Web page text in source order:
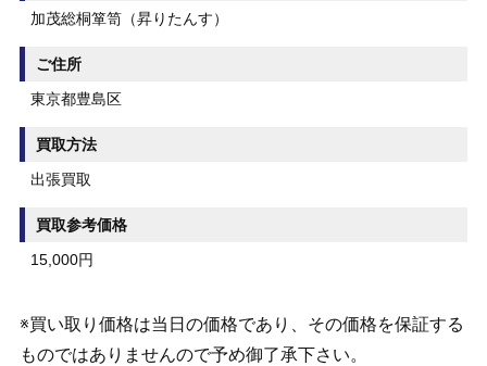
加茂総桐箪笥（昇りたんす）
ご住所
東京都豊島区
買取方法
出張買取
買取参考価格
15,000円
※買い取り価格は当日の価格であり、その価格を保証する
ものではありませんので予め御了承下さい。